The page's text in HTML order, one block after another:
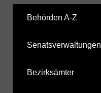
Behörden A-Z
Senatsverwaltungen
Bezirksämter